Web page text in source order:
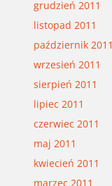
grudzień 2011
listopad 2011
październik 2011
wrzesień 2011
sierpień 2011
lipiec 2011
czerwiec 2011
maj 2011
kwiecień 2011
marzec 2011